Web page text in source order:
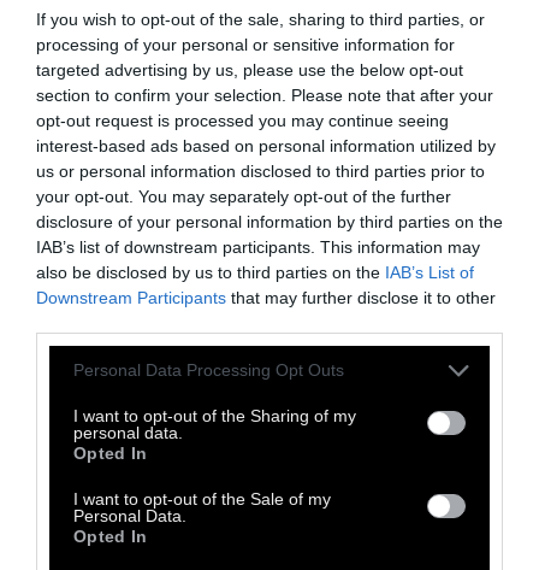
If you wish to opt-out of the sale, sharing to third parties, or
processing of your personal or sensitive information for
targeted advertising by us, please use the below opt-out
section to confirm your selection. Please note that after your
opt-out request is processed you may continue seeing
interest-based ads based on personal information utilized by
us or personal information disclosed to third parties prior to
your opt-out. You may separately opt-out of the further
disclosure of your personal information by third parties on the
IAB’s list of downstream participants. This information may
also be disclosed by us to third parties on the IAB’s List of
Downstream Participants that may further disclose it to other
Personal Data Processing Opt Outs
I want to opt-out of the Sharing of my
personal data.
Opted In
I want to opt-out of the Sale of my
Personal Data.
Opted In
Βλέπω ένα γούβωμα βαθύ.
Ποιο χέρι αρπακτικό
μπήκε πήρε πολύ έφυγε
και δεν πρόφτασα;
Άραγε σε ποιο όνειρο
ανέθεσα του όλου τη φύλαξη
και το πήρε ο ύπνος;
Ακούω το νυχτολούλουδο
σαν κούκος ρολογιού
πετάγεται έξω απ’ το άρωμά του